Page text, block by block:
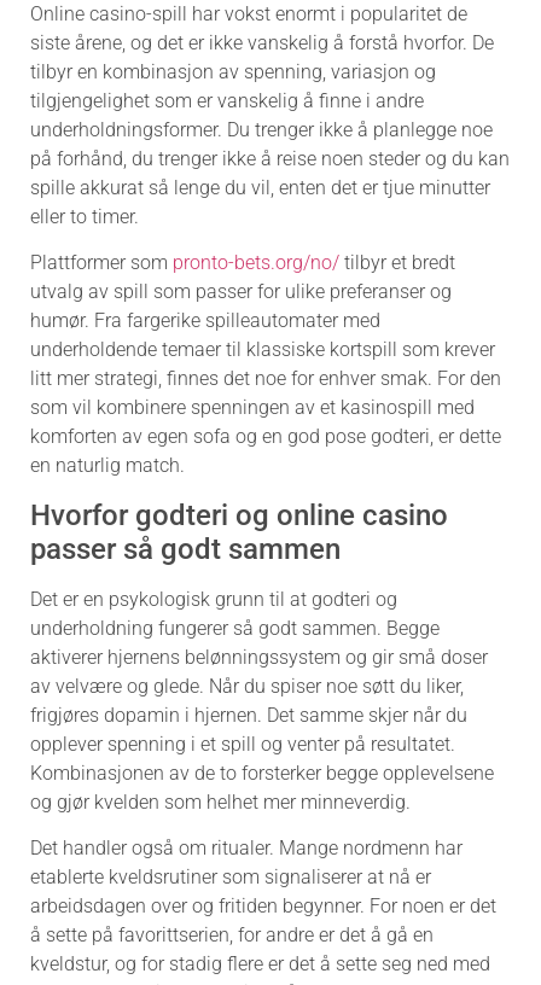
Online casino-spill har vokst enormt i popularitet de
siste årene, og det er ikke vanskelig å forstå hvorfor. De
tilbyr en kombinasjon av spenning, variasjon og
tilgjengelighet som er vanskelig å finne i andre
underholdningsformer. Du trenger ikke å planlegge noe
på forhånd, du trenger ikke å reise noen steder og du kan
spille akkurat så lenge du vil, enten det er tjue minutter
eller to timer.
Plattformer som pronto-bets.org/no/ tilbyr et bredt
utvalg av spill som passer for ulike preferanser og
humør. Fra fargerike spilleautomater med
underholdende temaer til klassiske kortspill som krever
litt mer strategi, finnes det noe for enhver smak. For den
som vil kombinere spenningen av et kasinospill med
komforten av egen sofa og en god pose godteri, er dette
en naturlig match.
Hvorfor godteri og online casino
passer så godt sammen
Det er en psykologisk grunn til at godteri og
underholdning fungerer så godt sammen. Begge
aktiverer hjernens belønningssystem og gir små doser
av velvære og glede. Når du spiser noe søtt du liker,
frigjøres dopamin i hjernen. Det samme skjer når du
opplever spenning i et spill og venter på resultatet.
Kombinasjonen av de to forsterker begge opplevelsene
og gjør kvelden som helhet mer minneverdig.
Det handler også om ritualer. Mange nordmenn har
etablerte kveldsrutiner som signaliserer at nå er
arbeidsdagen over og fritiden begynner. For noen er det
å sette på favorittserien, for andre er det å gå en
kveldstur, og for stadig flere er det å sette seg ned med